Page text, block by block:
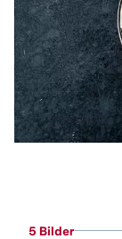
5 Bilder